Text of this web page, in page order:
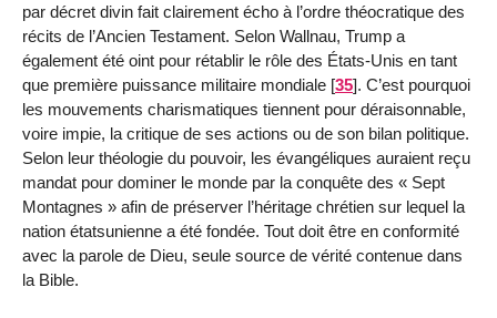
par décret divin fait clairement écho à l’ordre théocratique des
récits de l’Ancien Testament. Selon Wallnau, Trump a
également été oint pour rétablir le rôle des États-Unis en tant
que première puissance militaire mondiale [35]. C’est pourquoi
les mouvements charismatiques tiennent pour déraisonnable,
voire impie, la critique de ses actions ou de son bilan politique.
Selon leur théologie du pouvoir, les évangéliques auraient reçu
mandat pour dominer le monde par la conquête des « Sept
Montagnes » afin de préserver l’héritage chrétien sur lequel la
nation étatsunienne a été fondée. Tout doit être en conformité
avec la parole de Dieu, seule source de vérité contenue dans
la Bible.